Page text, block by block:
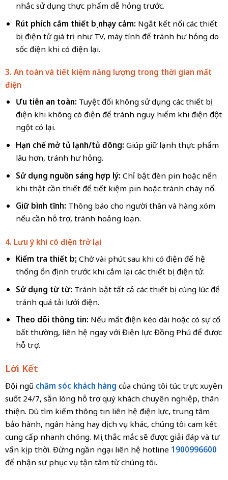
nhắc sử dụng thực phẩm dễ hỏng trước.
Rút phích cắm thiết bị nhạy cảm: Ngắt kết nối các thiết
bị điện tử giá trị như TV, máy tính để tránh hư hỏng do
sốc điện khi có điện lại.
3. An toàn và tiết kiệm năng lượng trong thời gian mất
điện
Ưu tiên an toàn: Tuyệt đối không sử dụng các thiết bị
điện khi không có điện để tránh nguy hiểm khi điện đột
ngột có lại.
Hạn chế mở tủ lạnh/tủ đông: Giúp giữ lạnh thực phẩm
lâu hơn, tránh hư hỏng.
Sử dụng nguồn sáng hợp lý: Chỉ bật đèn pin hoặc nến
khi thật cần thiết để tiết kiệm pin hoặc tránh cháy nổ.
Giữ bình tĩnh: Thông báo cho người thân và hàng xóm
nếu cần hỗ trợ, tránh hoảng loạn.
4. Lưu ý khi có điện trở lại
Kiểm tra thiết bị: Chờ vài phút sau khi có điện để hệ
thống ổn định trước khi cắm lại các thiết bị điện tử.
Sử dụng từ từ: Tránh bật tất cả các thiết bị cùng lúc để
tránh quá tải lưới điện.
Theo dõi thông tin: Nếu mất điện kéo dài hoặc có sự cố
bất thường, liên hệ ngay với Điện lực Đồng Phú để được
hỗ trợ.
Lời Kết
Đội ngũ chăm sóc khách hàng của chúng tôi túc trực xuyên
suốt 24/7, sẵn lòng hỗ trợ quý khách chuyên nghiệp, thân
thiện. Dù tìm kiếm thông tin liên hệ điện lực, trung tâm
bảo hành, ngân hàng hay dịch vụ khác, chúng tôi cam kết
cung cấp nhanh chóng. Mọi thắc mắc sẽ được giải đáp và tư
vấn kịp thời. Đừng ngần ngại liên hệ hotline 1900996600
để nhận sự phục vụ tận tâm từ chúng tôi.